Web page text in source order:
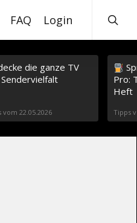
FAQ Login
e
r
c
die ganze TV
vom 22.05.2026
Pro:
Heft
Tipps